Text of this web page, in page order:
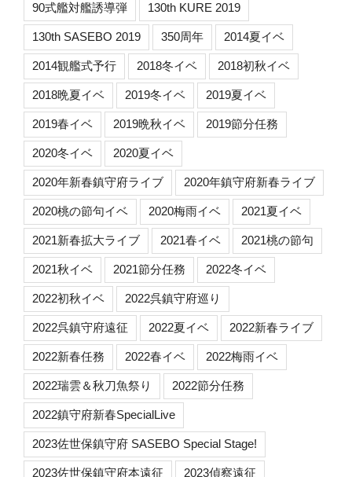
90式艦対艦誘導弾 130th KURE 2019
130th SASEBO 2019 350周年 2014夏イベ
2014観艦式予行 2018冬イベ 2018初秋イベ
2018晩夏イベ 2019冬イベ 2019夏イベ
2019春イベ 2019晩秋イベ 2019節分任務
2020冬イベ 2020夏イベ
2020年新春鎮守府ライブ 2020年鎮守府新春ライブ
2020桃の節句イベ 2020梅雨イベ 2021夏イベ
2021新春拡大ライブ 2021春イベ 2021桃の節句
2021秋イベ 2021節分任務 2022冬イベ
2022初秋イベ 2022呉鎮守府巡り
2022呉鎮守府遠征 2022夏イベ 2022新春ライブ
2022新春任務 2022春イベ 2022梅雨イベ
2022瑞雲＆秋刀魚祭り 2022節分任務
2022鎮守府新春SpecialLive
2023佐世保鎮守府 SASEBO Special Stage!
2023佐世保鎮守府本遠征 2023偵察遠征